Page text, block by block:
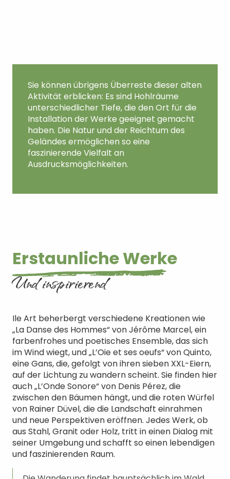
Sie können übrigens Überreste dieser alten
Aktivität erblicken: Es sind Hohlräume
unterschiedlicher Tiefe, die den Ort für die
Installation der Werke geeignet gemacht
haben. Die Natur und der Reichtum des
Geländes ermöglichen so eine
faszinierende Vielfalt an
Ausdrucksmöglichkeiten.
Erstaunliche Werke
Und inspirierend
Ile Art beherbergt verschiedene Kreationen wie
„La Danse des Hommes“ von Jérôme Marcel, ein
farbenfrohes und poetisches Ensemble, das sich
im Wind wiegt, und „L’Oie et ses oeufs“ von Quinto,
eine Gans, die, gefolgt von ihren sieben XXL-Eiern,
auf der Lichtung zu wandern scheint. Sie finden hier
auch „L’Onde Sonore“ von Denis Pérez, die
zwischen den Bäumen hängt, und die roten Würfel
von Rainer Düvel, die die Landschaft einrahmen
und neue Perspektiven eröffnen. Jedes Werk, ob
aus Stahl, Granit oder Holz, tritt in einen Dialog mit
seiner Umgebung und schafft so einen lebendigen
und faszinierenden Raum.